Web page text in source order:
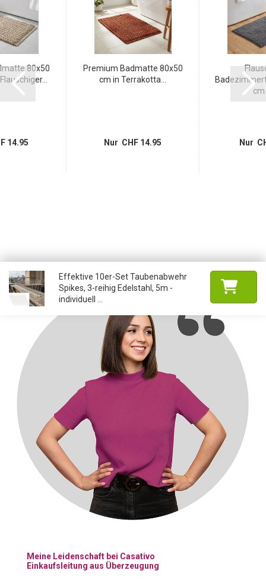
80x50
14.95
Premium Badmatte 80x50
cm in Terrakotta...
Nur CHF 14.95
cm
Nur
Effektive 10er-Set Taubenabwehr
Spikes, 3-reihig Edelstahl, 5m -
individuell ...
Meine Leidenschaft bei Casativo
Einkaufsleitung aus Überzeugung